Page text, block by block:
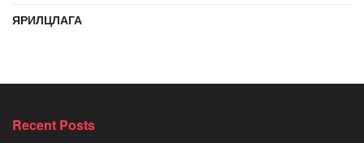
ЯРИЛЦЛАГА
Recent Posts